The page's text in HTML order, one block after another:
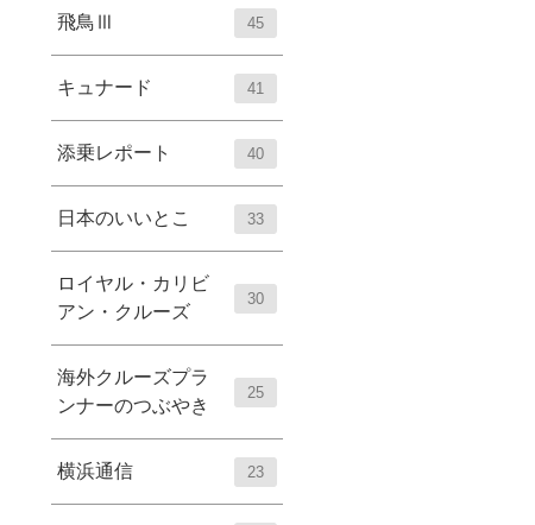
飛鳥Ⅲ 45
キュナード 41
添乗レポート 40
日本のいいとこ 33
ロイヤル・カリビ
アン・クルーズ
30
海外クルーズプラ
ンナーのつぶやき
25
横浜通信 23